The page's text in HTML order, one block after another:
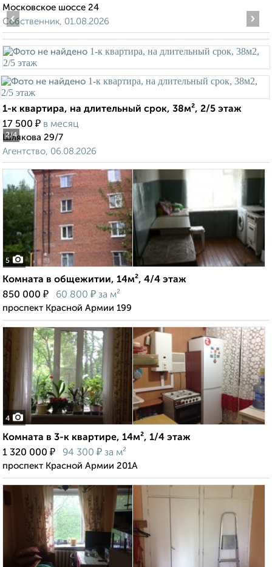
Московское шоссе 24
Собственник, 01.08.2026
2/4
‹ ›
1-к квартира, на длительный срок, 38м², 2/5 этаж
17 500 ₽ в месяц
Шлякова 29/7
Агентство, 06.08.2026
5
Комната в общежитии, 14м², 4/4 этаж
850 000 ₽ 60 800 ₽ за м²
проспект Красной Армии 199
4
Комната в 3-к квартире, 14м², 1/4 этаж
1 320 000 ₽ 94 300 ₽ за м²
проспект Красной Армии 201А